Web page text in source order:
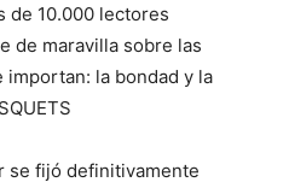
de 10.000 lectores
de maravilla sobre las
importan: la bondad y la
se fijó definitivamente